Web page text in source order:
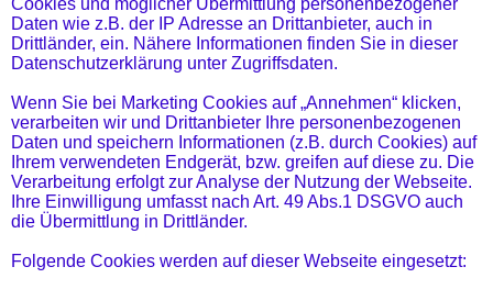
Daten wie z.B. der IP Adresse an Drittanbieter, auch in
Drittländer, ein. Nähere Informationen finden Sie in dieser
Datenschutzerklärung unter Zugriffsdaten.
Wenn Sie bei Marketing Cookies auf „Annehmen“ klicken,
verarbeiten wir und Drittanbieter Ihre personenbezogenen
Daten und speichern Informationen (z.B. durch Cookies) auf
Ihrem verwendeten Endgerät, bzw. greifen auf diese zu. Die
Verarbeitung erfolgt zur Analyse der Nutzung der Webseite.
Ihre Einwilligung umfasst nach Art. 49 Abs.1 DSGVO auch
die Übermittlung in Drittländer.
Folgende Cookies werden auf dieser Webseite eingesetzt: